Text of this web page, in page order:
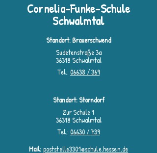
Cornelia-Funke-Schule
Schwalmtal
Standort: Brauerschwend
Sudetenstraße 3a
36318 Schwalmtal
Tel.: 06638 / 369
Standort: Storndorf
Zur Schule 1
36318 Schwalmtal
Tel.: 06630 / 739
Mail: poststelle3301@schule.hessen.de